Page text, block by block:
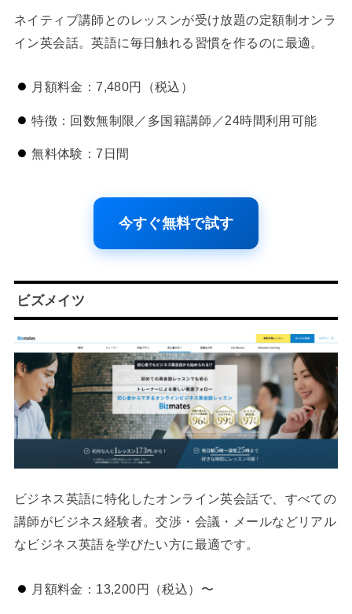
ネイティブ講師とのレッスンが受け放題の定額制オンラ
イン英会話。英語に毎日触れる習慣を作るのに最適。
月額料金：7,480円（税込）
特徴：回数無制限／多国籍講師／24時間利用可能
無料体験：7日間
今すぐ無料で試す
ビズメイツ
ビジネス英語に特化したオンライン英会話で、すべての
講師がビジネス経験者。交渉・会議・メールなどリアル
なビジネス英語を学びたい方に最適です。
月額料金：13,200円（税込）〜